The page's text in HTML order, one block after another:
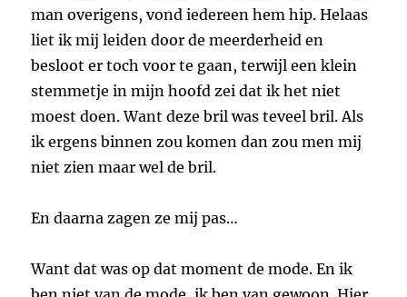
man overigens, vond iedereen hem hip. Helaas
liet ik mij leiden door de meerderheid en
besloot er toch voor te gaan, terwijl een klein
stemmetje in mijn hoofd zei dat ik het niet
moest doen. Want deze bril was teveel bril. Als
ik ergens binnen zou komen dan zou men mij
niet zien maar wel de bril.
En daarna zagen ze mij pas…
Want dat was op dat moment de mode. En ik